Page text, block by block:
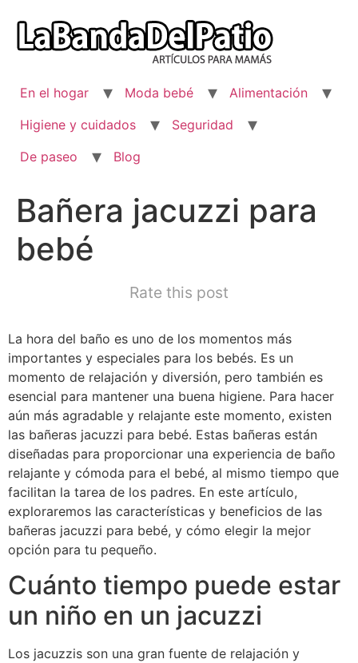
contenido
En el hogar Moda bebé
Alimentación
Higiene y cuidados
Seguridad
De paseo
Blog
Bañera jacuzzi para
bebé
Rate this post
La hora del baño es uno de los momentos más
importantes y especiales para los bebés. Es un
momento de relajación y diversión, pero también es
esencial para mantener una buena higiene. Para hacer
aún más agradable y relajante este momento, existen
las bañeras jacuzzi para bebé. Estas bañeras están
diseñadas para proporcionar una experiencia de baño
relajante y cómoda para el bebé, al mismo tiempo que
facilitan la tarea de los padres. En este artículo,
exploraremos las características y beneficios de las
bañeras jacuzzi para bebé, y cómo elegir la mejor
opción para tu pequeño.
Cuánto tiempo puede estar
un niño en un jacuzzi
Los jacuzzis son una gran fuente de relajación y